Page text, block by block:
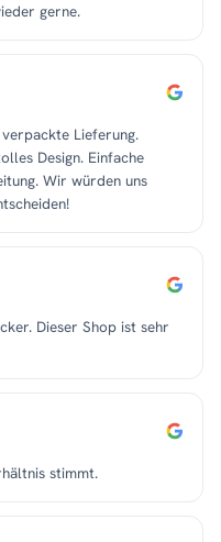
gerne.
Lieferung.
Design. Einfache
Wir würden uns
Dieser Shop ist sehr
stimmt.